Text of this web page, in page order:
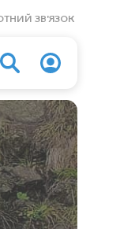
ЗВ'ЯЗОК